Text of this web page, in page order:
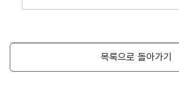
목록으로 돌아가기